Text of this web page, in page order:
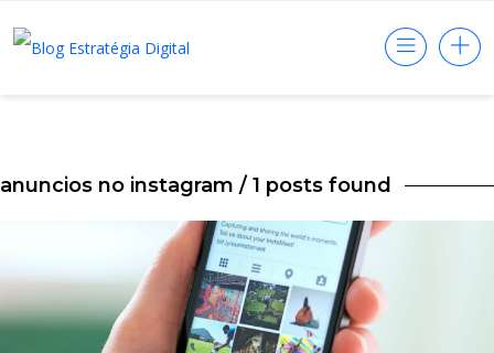
anuncios no instagram / 1 posts found